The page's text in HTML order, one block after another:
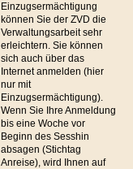
Einzugsermächtigung
können Sie der ZVD die
Verwaltungsarbeit sehr
erleichtern. Sie können
sich auch über das
Internet anmelden (hier
nur mit
Einzugsermächtigung).
Wenn Sie Ihre Anmeldung
bis eine Woche vor
Beginn des Sesshin
absagen (Stichtag
Anreise), wird Ihnen auf